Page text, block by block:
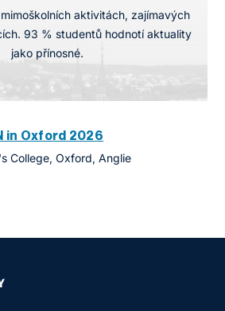
aktivitách, zajímavých
93 % studentů hodnotí aktuality
jako přínosné.
in Oxford 2026
College, Oxford, Anglie